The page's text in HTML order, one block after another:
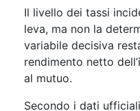
Il livello dei tassi
leva, ma non la
variabile decisiva
rendimento netto
al mutuo.
Secondo i dati